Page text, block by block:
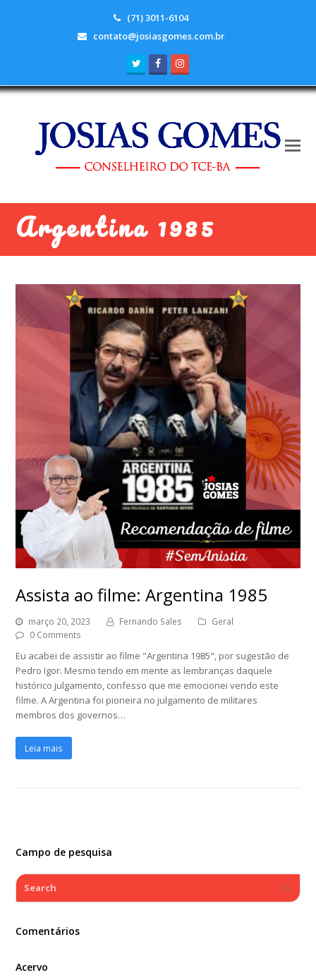
(71) 3011-6104
contato@josiasgomes.com.br
TwitterFacebook
Argentina 1985
Assista ao filme: Argentina 1985
março 20, 2023 Fernando Sales
Geral
0 Comments
Eu acabei de assistir ao filme "Argentina 1985", por sugestão de
Pedro Igor. Mesmo tendo em mente as lembranças daquele
histórico julgamento, confesso que me emocionei vendo este
filme. A Argentina foi pioneira no julgamento de militares
membros dos governos…
Leia mais
Campo de pesquisa
Search
Comentários
Acervo